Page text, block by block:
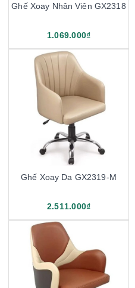
Ghế Xoay Nhân Viên GX2318
1.069.000₫
Ghế Xoay Da GX2319-M
2.511.000₫